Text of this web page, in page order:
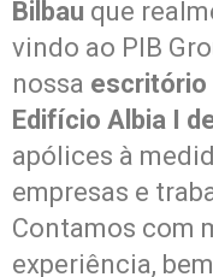
Bilbau que
vindo ao PIB
nossa escritório
Edifício Albia I
apólices à
empresas e
Contamos com
experiência,